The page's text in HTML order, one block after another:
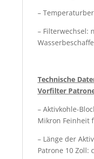
–
– Filterwechsel:
Technische
Vorfilter
– Aktivkohle-
Mikron Feinheit
– Länge der
Patrone 10 Zoll: